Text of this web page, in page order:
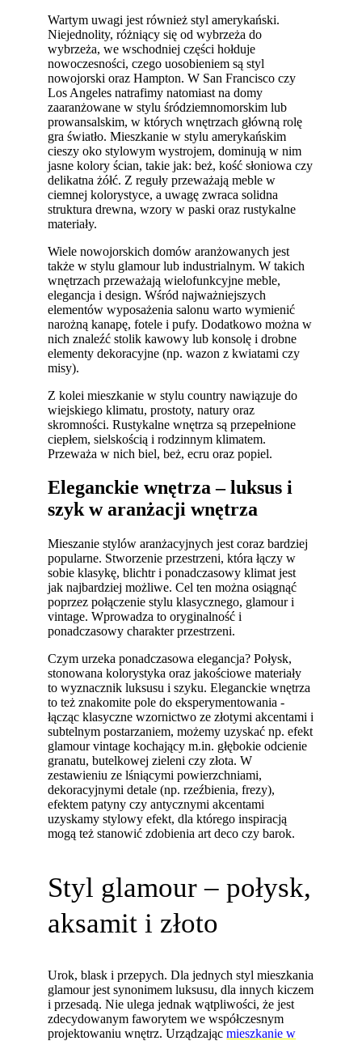
Wartym uwagi jest również styl amerykański.
Niejednolity, różniący się od wybrzeża do
wybrzeża, we wschodniej części hołduje
nowoczesności, czego uosobieniem są styl
nowojorski oraz Hampton. W San Francisco czy
Los Angeles natrafimy natomiast na domy
zaaranżowane w stylu śródziemnomorskim lub
prowansalskim, w których wnętrzach główną rolę
gra światło. Mieszkanie w stylu amerykańskim
cieszy oko stylowym wystrojem, dominują w nim
jasne kolory ścian, takie jak: beż, kość słoniowa czy
delikatna żółć. Z reguły przeważają meble w
ciemnej kolorystyce, a uwagę zwraca solidna
struktura drewna, wzory w paski oraz rustykalne
materiały.
Wiele nowojorskich domów aranżowanych jest
także w stylu glamour lub industrialnym. W takich
wnętrzach przeważają wielofunkcyjne meble,
elegancja i design. Wśród najważniejszych
elementów wyposażenia salonu warto wymienić
narożną kanapę, fotele i pufy. Dodatkowo można w
nich znaleźć stolik kawowy lub konsolę i drobne
elementy dekoracyjne (np. wazon z kwiatami czy
misy).
Z kolei mieszkanie w stylu country nawiązuje do
wiejskiego klimatu, prostoty, natury oraz
skromności. Rustykalne wnętrza są przepełnione
ciepłem, sielskością i rodzinnym klimatem.
Przeważa w nich biel, beż, ecru oraz popiel.
Eleganckie wnętrza – luksus i
szyk w aranżacji wnętrza
Mieszanie stylów aranżacyjnych jest coraz bardziej
popularne. Stworzenie przestrzeni, która łączy w
sobie klasykę, blichtr i ponadczasowy klimat jest
jak najbardziej możliwe. Cel ten można osiągnąć
poprzez połączenie stylu klasycznego, glamour i
vintage. Wprowadza to oryginalność i
ponadczasowy charakter przestrzeni.
Czym urzeka ponadczasowa elegancja? Połysk,
stonowana kolorystyka oraz jakościowe materiały
to wyznacznik luksusu i szyku. Eleganckie wnętrza
to też znakomite pole do eksperymentowania -
łącząc klasyczne wzornictwo ze złotymi akcentami i
subtelnym postarzaniem, możemy uzyskać np. efekt
glamour vintage kochający m.in. głębokie odcienie
granatu, butelkowej zieleni czy złota. W
zestawieniu ze lśniącymi powierzchniami,
dekoracyjnymi detale (np. rzeźbienia, frezy),
efektem patyny czy antycznymi akcentami
uzyskamy stylowy efekt, dla którego inspiracją
mogą też stanowić zdobienia art deco czy barok.
Styl glamour – połysk,
aksamit i złoto
Urok, blask i przepych. Dla jednych styl mieszkania
glamour jest synonimem luksusu, dla innych kiczem
i przesadą. Nie ulega jednak wątpliwości, że jest
zdecydowanym faworytem we współczesnym
projektowaniu wnętrz. Urządzającmieszkanie w